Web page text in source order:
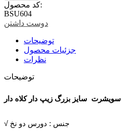
کد محصول:
BSU604
دوست داشتن
توضیحات
جزئیات محصول
نظرات
توضیحات
سویشرت سایز بزرگ زیپ دار کلاه دار
√ جنس : دورس دو نخ